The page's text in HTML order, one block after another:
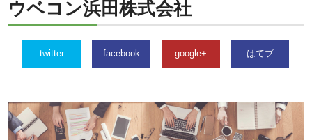
ウベコン浜田株式会社
twitter facebook google+ はてブ